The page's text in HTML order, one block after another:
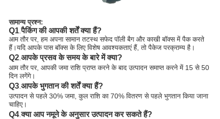
सामान्य प्रश्न:
Q1.पैकिंग की आपकी शर्तें क्या हैं?
आम तौर पर, हम अपना सामान तटस्थ सफेद पॉली बैग और काखी बॉक्स में पैक करते
हैं।यदि आपके पास बॉक्स के लिए विशेष आवश्यकताएं हैं, तो पैकेज परक्राम्य है।
Q2. आपके प्रसव के समय के बारे में क्या?
आम तौर पर, आपकी जमा राशि प्राप्त करने के बाद उत्पादन समाप्त करने में 15 से 50
दिन लगेंगे।
Q3. आपके भुगतान की शर्तें क्या हैं?
उत्पादन से पहले 30% जमा, कुल राशि का 70% वितरण से पहले भुगतान किया जाना
चाहिए।
Q4.क्या आप नमूने के अनुसार उत्पादन कर सकते हैं?